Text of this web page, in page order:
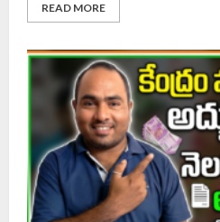
READ MORE